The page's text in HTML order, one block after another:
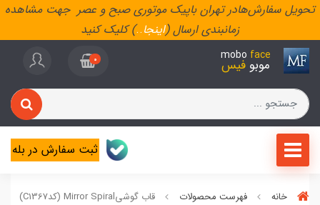
تحویل سفارش‌هادر تهران باپیک موتوری صبح و عصر جهت مشاهده
زمانبندی ارسال (اینجا..) کلیک کنید
mobo face
موبو فیس 0
ثبت سفارش در بله
خانه فهرست محصولات قاب گوشیMirror Spiral (کدC1367)